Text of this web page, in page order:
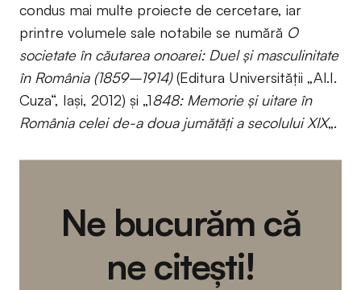
condus mai multe proiecte de cercetare, iar
printre volumele sale notabile se numără O
societate în căutarea onoarei: Duel și masculinitate
în România (1859–1914)(Editura Universității „Al.I.
Cuza“, Iași, 2012) și „1848: Memorie și uitare în
România celei de-a doua jumătăți a secolului XIX„.
Ne bucurăm că
ne citești!